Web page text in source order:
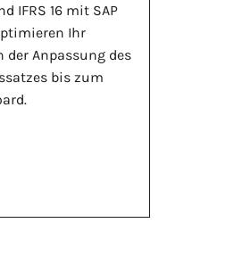
IFRS 16 mit SAP
Ihr
der Anpassung des
bis zum